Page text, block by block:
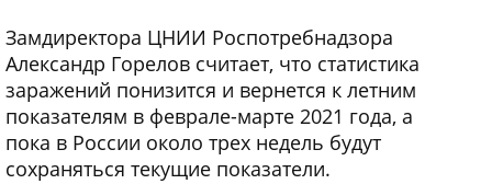
Замдиректора ЦНИИ Роспотребнадзора
Александр Горелов считает, что статистика
заражений понизится и вернется к летним
показателям в феврале-марте 2021 года, а
пока в России около трех недель будут
сохраняться текущие показатели.